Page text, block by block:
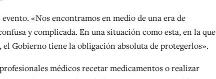
«Nos encontramos en medio de una era de
y complicada. En una situación como esta, en la que
Gobierno tiene la obligación absoluta de protegerlos».
médicos recetar medicamentos o realizar